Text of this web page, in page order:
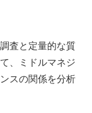
査と定量的な質
、ミドルマネジ
スの関係を分析